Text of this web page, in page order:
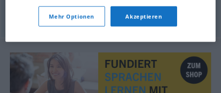
© OpenThesaurus.de
Mehr Optionen Akzeptieren